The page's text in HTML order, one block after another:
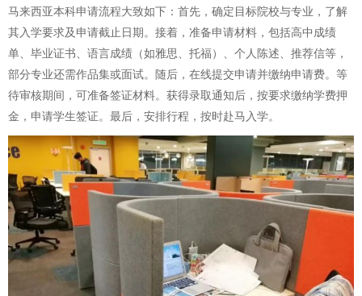
马来西亚本科申请流程大致如下：首先，确定目标院校与专业，了解
其入学要求及申请截止日期。接着，准备申请材料，包括高中成绩
单、毕业证书、语言成绩（如雅思、托福）、个人陈述、推荐信等，
部分专业还需作品集或面试。随后，在线提交申请并缴纳申请费。等
待审核期间，可准备签证材料。获得录取通知后，按要求缴纳学费押
金，申请学生签证。最后，安排行程，按时赴马入学。